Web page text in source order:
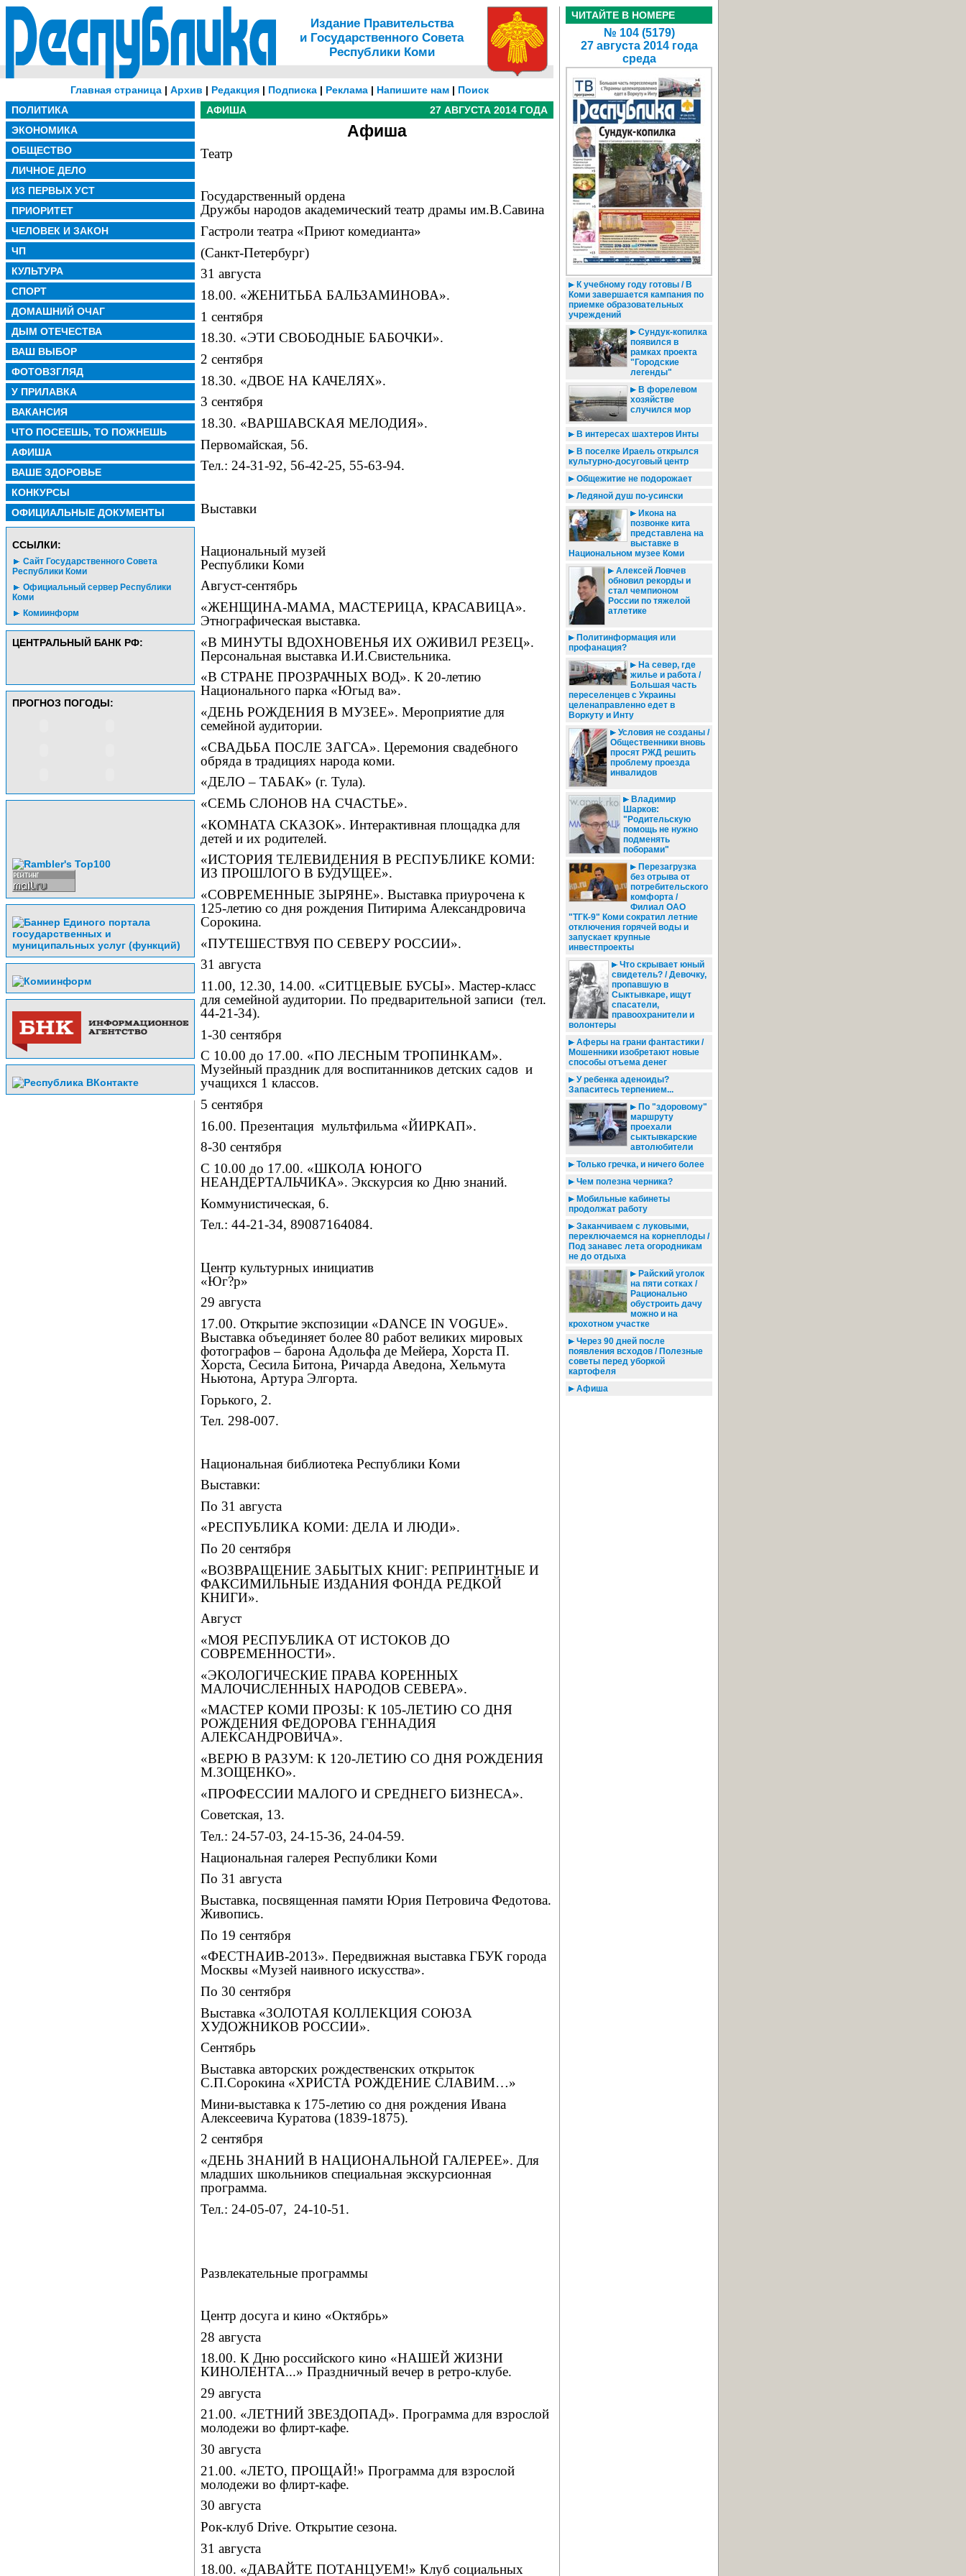
Издание Правительства
и Государственного Совета
Республики Коми
Главная страница | Архив | Редакция | Подписка | Реклама | Напишите нам | Поиск
ПОЛИТИКА
ЭКОНОМИКА
ОБЩЕСТВО
ЛИЧНОЕ ДЕЛО
ИЗ ПЕРВЫХ УСТ
ПРИОРИТЕТ
ЧЕЛОВЕК И ЗАКОН
ЧП
КУЛЬТУРА
СПОРТ
ДОМАШНИЙ ОЧАГ
ДЫМ ОТЕЧЕСТВА
ВАШ ВЫБОР
ФОТОВЗГЛЯД
У ПРИЛАВКА
ВАКАНСИЯ
ЧТО ПОСЕЕШЬ, ТО ПОЖНЕШЬ
АФИША
ВАШЕ ЗДОРОВЬЕ
КОНКУРСЫ
ОФИЦИАЛЬНЫЕ ДОКУМЕНТЫ
CСЫЛКИ:
Сайт Государственного Совета
Республики Коми
Официальный сервер Республики
Коми
Комиинформ
ЦЕНТРАЛЬНЫЙ БАНК РФ:
ПРОГНОЗ ПОГОДЫ:
АФИША 27 АВГУСТА 2014 ГОДА
Афиша
Театр
Государственный ордена
Дружбы народов академический театр драмы им.В.Савина
Гастроли театра «Приют комедианта»
(Санкт-Петербург)
31 августа
18.00. «ЖЕНИТЬБА БАЛЬЗАМИНОВА».
1 сентября
18.30. «ЭТИ СВОБОДНЫЕ БАБОЧКИ».
2 сентября
18.30. «ДВОЕ НА КАЧЕЛЯХ».
3 сентября
18.30. «ВАРШАВСКАЯ МЕЛОДИЯ».
Первомайская, 56.
Тел.: 24-31-92, 56-42-25, 55-63-94.
Выставки
Национальный музей
Республики Коми
Август-сентябрь
«ЖЕНЩИНА-МАМА, МАСТЕРИЦА, КРА­СА­ВИ­ЦА».
Этнографическая выставка.
«В МИНУТЫ ВДОХНОВЕНЬЯ ИХ ОЖИВИЛ РЕЗЕЦ».
Персональная выставка И.И.Сви­стель­ника.
«В СТРАНЕ ПРОЗРАЧНЫХ ВОД». К 20-летию
Национального парка «Югыд ва».
«ДЕНЬ РОЖДЕНИЯ В МУЗЕЕ». Мероприятие для
семейной аудитории.
«СВАДЬБА ПОСЛЕ ЗАГСА». Церемония свадебного
обряда в традициях народа коми.
«ДЕЛО – ТАБАК» (г. Тула).
«СЕМЬ СЛОНОВ НА СЧАСТЬЕ».
«КОМНАТА СКАЗОК». Интерактивная площадка для
детей и их родителей.
«ИСТОРИЯ ТЕЛЕВИДЕНИЯ В РЕСПУБЛИКЕ КОМИ:
ИЗ ПРОШЛОГО В БУДУЩЕЕ».
«СОВРЕМЕННЫЕ ЗЫРЯНЕ». Выставка приурочена к
125-летию со дня рождения Питирима Александровича
Сорокина.
«ПУТЕШЕСТВУЯ ПО СЕВЕРУ РОССИИ».
31 августа
11.00, 12.30, 14.00. «СИТЦЕВЫЕ БУСЫ». Мастер-класс
для семейной аудитории. По предварительной записи (тел.
44-21-34).
1-30 сентября
С 10.00 до 17.00. «ПО ЛЕСНЫМ ТРОПИНКАМ».
Музейный праздник для воспитанников детских садов и
учащихся 1 классов.
5 сентября
16.00. Презентация мультфильма «ЙИРКАП».
8-30 сентября
С 10.00 до 17.00. «ШКОЛА ЮНОГО
НЕАНДЕРТАЛЬЧИКА». Экскурсия ко Дню знаний.
Коммунистическая, 6.
Тел.: 44-21-34, 89087164084.
Центр культурных инициатив
«Юг?р»
29 августа
17.00. Открытие экспозиции «DANCE IN VOGUE».
Выставка объединяет более 80 работ великих мировых
фотографов – барона Адольфа де Мейера, Хорста П.
Хорста, Сесила Битона, Ричарда Аведона, Хельмута
Ньютона, Артура Элгорта.
Горького, 2.
Тел. 298-007.
Национальная библиотека Республики Коми
Выставки:
По 31 августа
«РЕСПУБЛИКА КОМИ: ДЕЛА И ЛЮДИ».
По 20 сентября
«ВОЗВРАЩЕНИЕ ЗАБЫТЫХ КНИГ: РЕПРИНТНЫЕ И
ФАКСИМИЛЬНЫЕ ИЗДАНИЯ ФОНДА РЕДКОЙ
КНИГИ».
Август
«МОЯ РЕСПУБЛИКА ОТ ИСТОКОВ ДО
СОВРЕМЕННОСТИ».
«ЭКОЛОГИЧЕСКИЕ ПРАВА КОРЕННЫХ
МАЛОЧИСЛЕННЫХ НАРОДОВ СЕВЕРА».
«МАСТЕР КОМИ ПРОЗЫ: К 105-ЛЕТИЮ СО ДНЯ
РОЖДЕНИЯ ФЕДОРОВА ГЕННАДИЯ
АЛЕКСАНДРОВИЧА».
«ВЕРЮ В РАЗУМ: К 120-ЛЕТИЮ СО ДНЯ РОЖДЕНИЯ
М.ЗОЩЕНКО».
«ПРОФЕССИИ МАЛОГО И СРЕДНЕГО БИЗНЕСА».
Советская, 13.
Тел.: 24-57-03, 24-15-36, 24-04-59.
Национальная галерея Республики Коми
По 31 августа
Выставка, посвященная памяти Юрия Петровича Федотова.
Живопись.
По 19 сентября
«ФЕСТНАИВ-2013». Передвижная выставка ГБУК города
Москвы «Музей наивного искусства».
По 30 сентября
Выставка «ЗОЛОТАЯ КОЛЛЕКЦИЯ СОЮЗА
ХУДОЖНИКОВ РОССИИ».
Сентябрь
Выставка авторских рождественских открыток
С.П.Сорокина «ХРИСТА РОЖДЕНИЕ СЛАВИМ…»
Мини-выставка к 175-летию со дня рождения Ивана
Алексеевича Куратова (1839-1875).
2 сентября
«ДЕНЬ ЗНАНИЙ В НАЦИОНАЛЬНОЙ ГАЛЕРЕЕ». Для
младших школьников специальная экскурсионная
программа.
Тел.: 24-05-07, 24-10-51.
Развлекательные программы
Центр досуга и кино «Октябрь»
28 августа
18.00. К Дню российского кино «НАШЕЙ ЖИЗНИ
КИНОЛЕНТА...» Праздничный вечер в ретро-клубе.
29 августа
21.00. «ЛЕТНИЙ ЗВЕЗДОПАД». Программа для взрослой
молодежи во флирт-кафе.
30 августа
21.00. «ЛЕТО, ПРОЩАЙ!» Программа для взрослой
молодежи во флирт-кафе.
30 августа
Рок-клуб Drive. Открытие сезона.
31 августа
18.00. «ДАВАЙТЕ ПОТАНЦУЕМ!» Клуб социальных
ЧИТАЙТЕ В НОМЕРЕ
№ 104 (5179)
27 августа 2014 года
среда
К учебному году готовы / В
Коми завершается кампания по
приемке образовательных
учреждений
Сундук-копилка
появился в
рамках проекта
"Городские
легенды"
В форелевом
хозяйстве
случился мор
В интересах шахтеров Инты
В поселке Ираель открылся
культурно-досуговый центр
Общежитие не подорожает
Ледяной душ по-усински
Икона на
позвонке кита
представлена на
выставке в
Национальном музее Коми
Алексей Ловчев
обновил рекорды и
стал чемпионом
России по тяжелой
атлетике
Политинформация или
профанация?
На север, где
жилье и работа /
Большая часть
переселенцев с Украины
целенаправленно едет в
Воркуту и Инту
Условия не созданы /
Общественники вновь
просят РЖД решить
проблему проезда
инвалидов
Владимир
Шарков:
"Родительскую
помощь не нужно
подменять
поборами"
Перезагрузка
без отрыва от
потребительского
комфорта /
Филиал ОАО
"ТГК-9" Коми сократил летние
отключения горячей воды и
запускает крупные
инвестпроекты
Что скрывает юный
свидетель? / Девочку,
пропавшую в
Сыктывкаре, ищут
спасатели,
правоохранители и
волонтеры
Аферы на грани фантастики /
Мошенники изобретают новые
способы отъема денег
У ребенка аденоиды?
Запаситесь терпением...
По "здоровому"
маршруту
проехали
сыктывкарские
автолюбители
Только гречка, и ничего более
Чем полезна черника?
Мобильные кабинеты
продолжат работу
Заканчиваем с луковыми,
переключаемся на корнеплоды /
Под занавес лета огородникам
не до отдыха
Райский уголок
на пяти сотках /
Рационально
обустроить дачу
можно и на
крохотном участке
Через 90 дней после
появления всходов / Полезные
советы перед уборкой
картофеля
Афиша